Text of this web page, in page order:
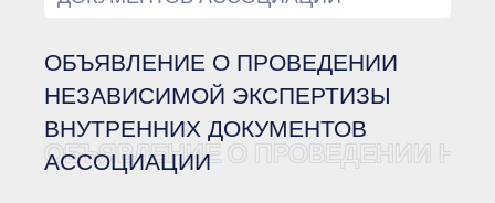
● Действующие документы
● Сбор предложений во
внутренние документы
Финансовая отчетность
Компенсационный фонд
ОБЪЯВЛЕНИЕ О ПРОВЕДЕНИИ
НЕЗАВИСИМОЙ ЭКСПЕРТИЗЫ
ВНУТРЕННИХ ДОКУМЕНТОВ
АССОЦИАЦИИ
ОБЪЯВЛЕНИЕ О ПРОВЕДЕНИИ